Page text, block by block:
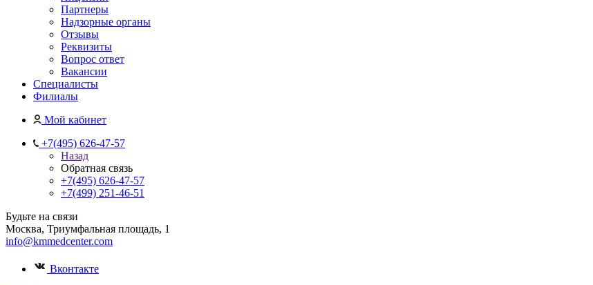
Партнеры
Надзорные органы
Отзывы
Реквизиты
Вопрос ответ
Вакансии
Специалисты
Филиалы
Мой кабинет
+7(495) 626-47-57
Назад
Обратная связь
+7(495) 626-47-57
+7(499) 251-46-51
Будьте на связи
Москва, Триумфальная площадь, 1
info@kmmedcenter.com
Вконтакте